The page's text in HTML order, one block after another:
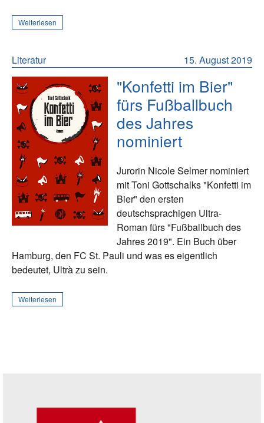
Weiterlesen
15. August 2019
Literatur
"Konfetti im Bier"
fürs Fußballbuch
des Jahres
nominiert
Jurorin Nicole Selmer nominiert
mit Toni Gottschalks "Konfetti im
Bier" den ersten
deutschsprachigen Ultra-
Roman fürs "Fußballbuch des
Jahres 2019". Ein Buch über
Hamburg, den FC St. Pauli und was es eigentlich
bedeutet, Ultrà zu sein.
Weiterlesen